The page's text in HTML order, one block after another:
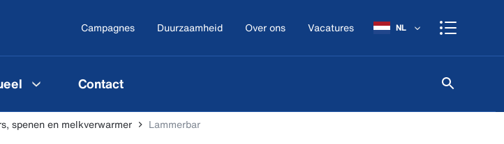
Campagnes Duurzaamheid Over ons Vacatures NL
Contact
spenen en melkverwarmer Lammerbar